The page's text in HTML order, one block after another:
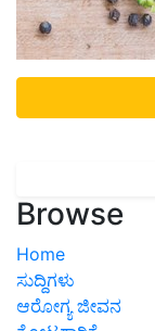
Browse
Home
ಸುದ್ದಿಗಳು
ಆರೋಗ್ಯ ಜೀವನ